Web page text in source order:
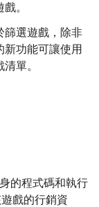
。
篩選遊戲，除非
新功能可讓使用
單。
的程式碼和執行
戲的行銷資